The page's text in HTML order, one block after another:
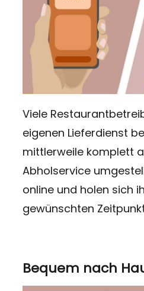
Viele
eigenen Lieferdienst
mittlerweile komplett
Abholservice
online und holen sich
gewünschten
Bequem nach